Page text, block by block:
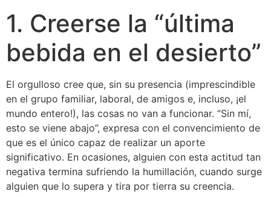
1. Creerse la “última
bebida en el desierto”
El orgulloso cree que, sin su presencia (imprescindible
en el grupo familiar, laboral, de amigos e, incluso, ¡el
mundo entero!), las cosas no van a funcionar. “Sin mí,
esto se viene abajo”, expresa con el convencimiento de
que es el único capaz de realizar un aporte
significativo. En ocasiones, alguien con esta actitud tan
negativa termina sufriendo la humillación, cuando surge
alguien que lo supera y tira por tierra su creencia.